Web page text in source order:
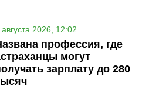
2026, 12:02
профессия, где
могут
зарплату до 280